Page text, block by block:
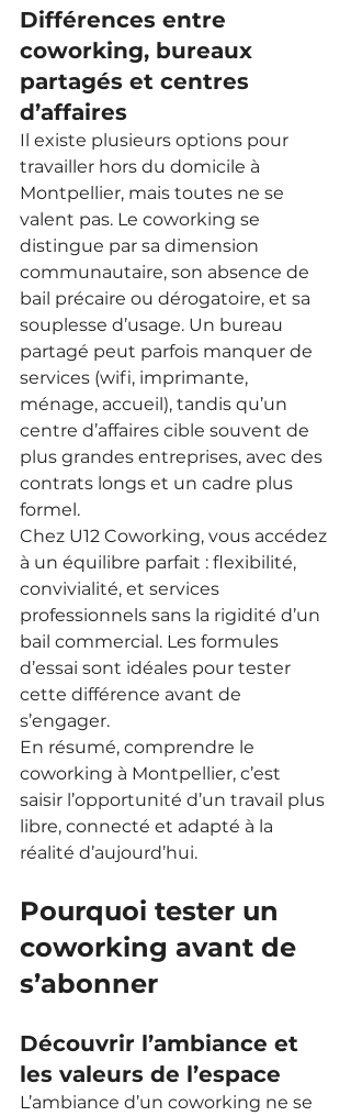
Différences entre
coworking, bureaux
partagés et centres
d’affaires
Il existe plusieurs options pour
travailler hors du domicile à
Montpellier, mais toutes ne se
valent pas. Le coworking se
distingue par sa dimension
communautaire, son absence de
bail précaire ou dérogatoire, et sa
souplesse d’usage. Un bureau
partagé peut parfois manquer de
services (wifi, imprimante,
ménage, accueil), tandis qu’un
centre d’affaires cible souvent de
plus grandes entreprises, avec des
contrats longs et un cadre plus
formel.
Chez U12 Coworking, vous accédez
à un équilibre parfait : flexibilité,
convivialité, et services
professionnels sans la rigidité d’un
bail commercial. Les formules
d’essai sont idéales pour tester
cette différence avant de
s’engager.
En résumé, comprendre le
coworking à Montpellier, c’est
saisir l’opportunité d’un travail plus
libre, connecté et adapté à la
réalité d’aujourd’hui.
Pourquoi tester un
coworking avant de
s’abonner
Découvrir l’ambiance et
les valeurs de l’espace
L’ambiance d’un coworking ne se